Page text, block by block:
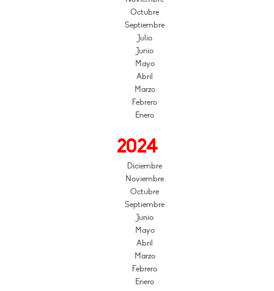
Octubre
Septiembre
Julio
Junio
Mayo
Abril
Marzo
Febrero
Enero
2024
Diciembre
Noviembre
Octubre
Septiembre
Junio
Mayo
Abril
Marzo
Febrero
Enero